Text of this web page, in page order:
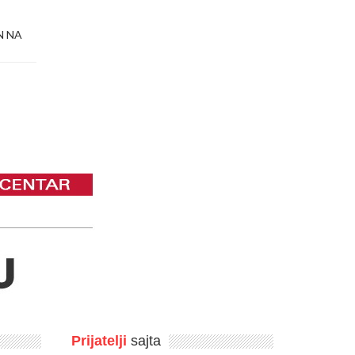
NA
Prijatelji sajta